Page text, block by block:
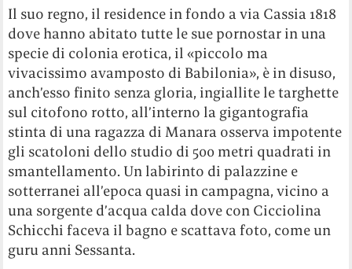
Il suo regno, il residence in fondo a via Cassia 1818
dove hanno abitato tutte le sue pornostar in una
specie di colonia erotica, il «piccolo ma
vivacissimo avamposto di Babilonia», è in disuso,
anch’esso finito senza gloria, ingiallite le targhette
sul citofono rotto, all’interno la gigantografia
stinta di una ragazza di Manara osserva impotente
gli scatoloni dello studio di 500 metri quadrati in
smantellamento. Un labirinto di palazzine e
sotterranei all’epoca quasi in campagna, vicino a
una sorgente d’acqua calda dove con Cicciolina
Schicchi faceva il bagno e scattava foto, come un
guru anni Sessanta.